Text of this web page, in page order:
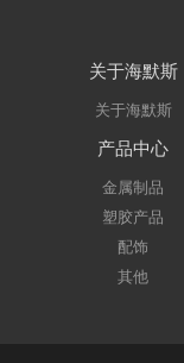
关于海默斯
关于海默斯
产品中心
金属制品
塑胶产品
配饰
其他